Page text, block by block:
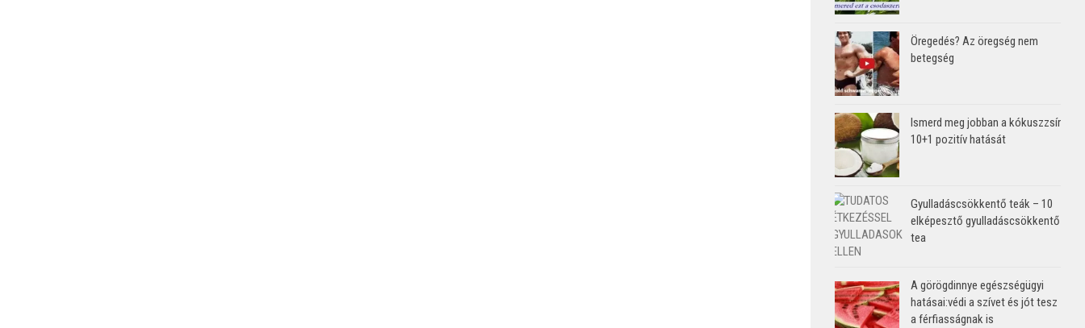
Öregedés? Az öregség nem
betegség
Ismerd meg jobban a kókuszzsír
10+1 pozitív hatását
Gyulladáscsökkentő teák – 10
elképesztő gyulladáscsökkentő
tea
A görögdinnye egészségügyi
hatásai:védi a szívet és jót tesz
a férfiasságnak is